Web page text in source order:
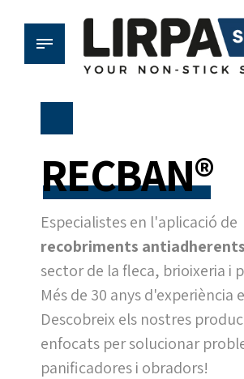
RECBAN®
Especialistes en l'aplicació de
recobriments antiadherents
sector de la fleca, brioixeria i
Més de 30 anys d'experiència
Descobreix els nostres
enfocats per solucionar
panificadores i obradors!